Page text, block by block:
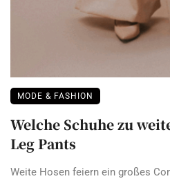
MODE & FASHION
Welche Schuhe zu
Leg Pants
Weite Hosen feiern ein großes